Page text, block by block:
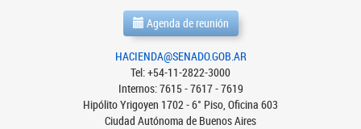
Agenda de reunión
HACIENDA@SENADO.GOB.AR
Tel: +54-11-2822-3000
Internos: 7615 - 7617 - 7619
Hipólito Yrigoyen 1702 - 6° Piso, Oficina 603
Ciudad Autónoma de Buenos Aires